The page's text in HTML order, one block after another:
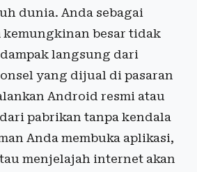
dunia. Anda sebagai
kemungkinan besar tidak
langsung dari
yang dijual di pasaran
Android resmi atau
pabrikan tanpa kendala
Anda membuka aplikasi,
menjelajah internet akan